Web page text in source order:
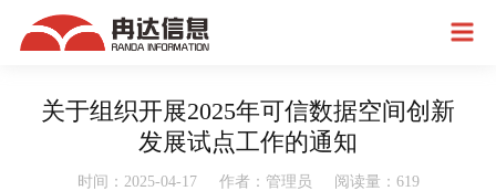
关于组织开展2025年可信数据空间创新
发展试点工作的通知
时间：2025-04-17 作者：管理员 阅读量： 619